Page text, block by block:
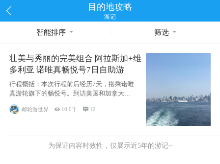
目的地攻略
游记
智能排序 筛选
壮美与秀丽的完美组合 阿拉斯加+维
多利亚 诺唯真畅悦号7日自助游
行程概括：本次行程前后经历7天，搭乘诺唯
真游轮旗下的畅悦号。到访美国和加拿大的4
个州/省：美国华盛顿州
邮轮游世界  10.0千  12
为保证内容时效性，仅展示近5年的游记~